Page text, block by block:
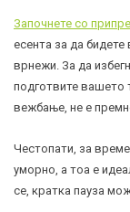
Започнете со
есента за да
врнежи. За да
подготвите вашето
вежбање, не е
Честопати, за
уморно, а тоа е
се, кратка пауза